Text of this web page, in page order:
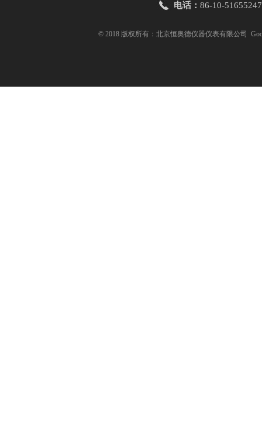
电话： 86-10-51655247
© 2018 版权所有：北京恒奥德仪器仪表有限公司